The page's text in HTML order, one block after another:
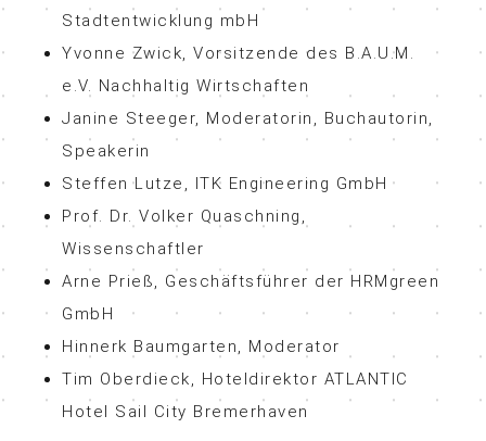
Stadtentwicklung mbH
Yvonne Zwick, Vorsitzende des B.A.U.M.
e.V. Nachhaltig Wirtschaften
Janine Steeger, Moderatorin, Buchautorin,
Speakerin
Steffen Lutze, ITK Engineering GmbH
Prof. Dr. Volker Quaschning,
Wissenschaftler
Arne Prieß, Geschäftsführer der HRMgreen
GmbH
Hinnerk Baumgarten, Moderator
Tim Oberdieck, Hoteldirektor ATLANTIC
Hotel Sail City Bremerhaven
Mit
dem
des
Videos
akzepti
Sie die